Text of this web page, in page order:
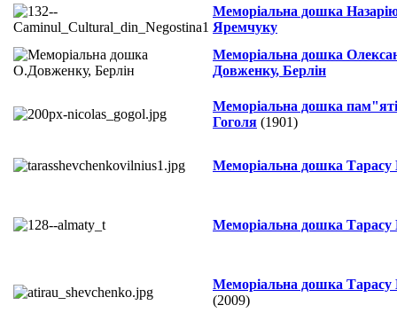
Меморіальна дошка
Яремчуку
Меморіальна дошка
Довженку, Берлін
Меморіальна дошка
Гоголя (1901)
Меморіальна дошка
Меморіальна дошка
Меморіальна дошка
(2009)